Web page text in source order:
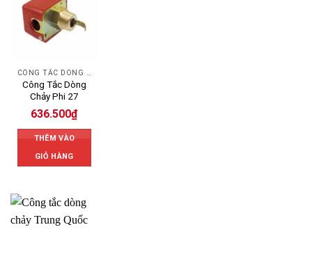
Công Tắc Dòng
Chảy Phi 27
636.500₫
THÊM VÀO
GIỎ HÀNG